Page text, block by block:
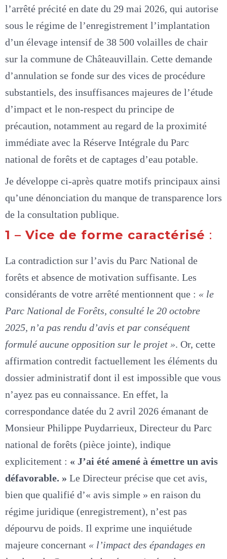
l’arrêté précité en date du 29 mai 2026, qui autorise
sous le régime de l’enregistrement l’implantation
d’un élevage intensif de 38 500 volailles de chair
sur la commune de Châteauvillain. Cette demande
d’annulation se fonde sur des vices de procédure
substantiels, des insuffisances majeures de l’étude
d’impact et le non-respect du principe de
précaution, notamment au regard de la proximité
immédiate avec la Réserve Intégrale du Parc
national de forêts et de captages d’eau potable.
Je développe ci-après quatre motifs principaux ainsi
qu’une dénonciation du manque de transparence lors
de la consultation publique.
1 – Vice de forme caractérisé :
La contradiction sur l’avis du Parc National de
forêts et absence de motivation suffisante. Les
considérants de votre arrêté mentionnent que : « le
Parc National de Forêts, consulté le 20 octobre
2025, n’a pas rendu d’avis et par conséquent
formulé aucune opposition sur le projet ». Or, cette
affirmation contredit factuellement les éléments du
dossier administratif dont il est impossible que vous
n’ayez pas eu connaissance. En effet, la
correspondance datée du 2 avril 2026 émanant de
Monsieur Philippe Puydarrieux, Directeur du Parc
national de forêts (pièce jointe), indique
explicitement : « J’ai été amené à émettre un avis
défavorable. » Le Directeur précise que cet avis,
bien que qualifié d’« avis simple » en raison du
régime juridique (enregistrement), n’est pas
dépourvu de poids. Il exprime une inquiétude
majeure concernant « l’impact des épandages en